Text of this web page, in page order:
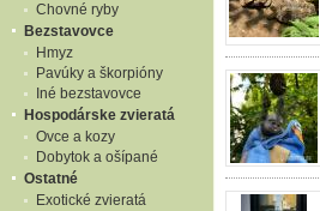
Chovné ryby
Bezstavovce
Hmyz
Pavúky a škorpióny
Iné bezstavovce
Hospodárske zvieratá
Ovce a kozy
Dobytok a ošípané
Ostatné
Exotické zvieratá